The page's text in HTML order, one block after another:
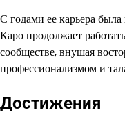
С годами ее карьера
Каро продолжает
сообществе, внушая
профессионализмом и
Достижения